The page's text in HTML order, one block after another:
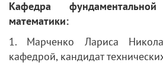
Кафедра
математики:
1. Марченко Лариса
кафедрой, кандидат